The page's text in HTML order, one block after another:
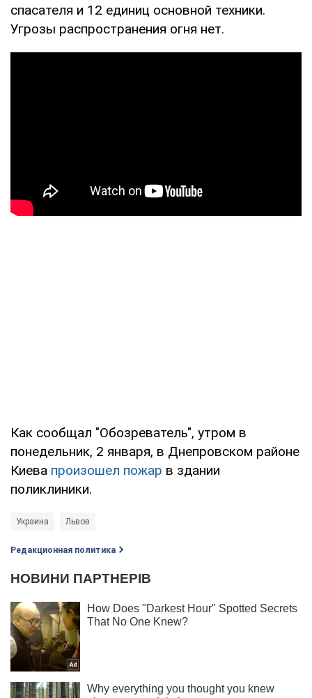
спасателя и 12 единиц основной техники.
Угрозы распространения огня нет.
Как сообщал "Обозреватель", утром в
понедельник, 2 января, в Днепровском районе
Киева произошел пожар в здании
поликлиники.
Украина Львов
Редакционная политика